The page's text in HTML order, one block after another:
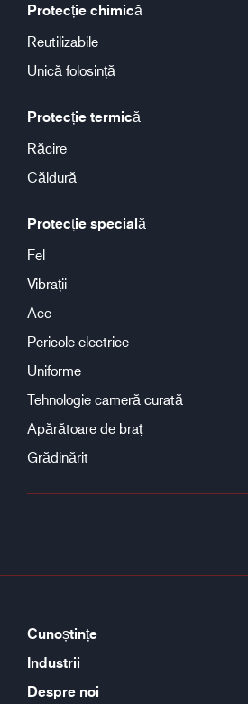
Protecție chimică
Reutilizabile
Unică folosință
Protecție termică
Răcire
Căldură
Protecție specială
Fel
Vibrații
Ace
Pericole electrice
Uniforme
Tehnologie cameră curată
Apărătoare de braț
Grădinărit
Cunoștințe
Industrii
Despre noi